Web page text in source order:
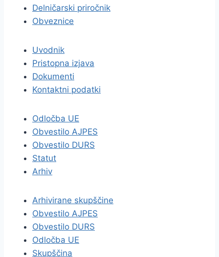
Delničarski priročnik
Obveznice
Uvodnik
Pristopna izjava
Dokumenti
Kontaktni podatki
Odločba UE
Obvestilo AJPES
Obvestilo DURS
Statut
Arhiv
Arhivirane skupščine
Obvestilo AJPES
Obvestilo DURS
Odločba UE
Skupščina